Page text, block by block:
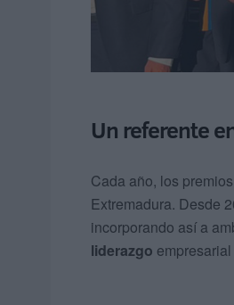
Un referente
Cada año, los
Extremadura. Desde
incorporando así a
liderazgo